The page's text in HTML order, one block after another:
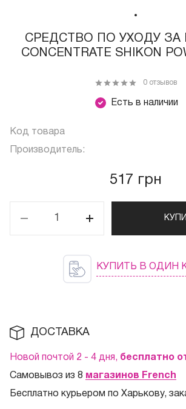
СРЕДСТВО ПО УХОДУ ЗА
CONCENTRATE SHIKON
Есть в наличии
0 отзывов
Код товара
Производитель:
517 грн
КУПИТЬ В ОДИН
ДОСТАВКА
Новой почтой 2 - 4 дня, бесплатно
Самовывоз из 8 магазинов French
Бесплатно курьером по Харькову,